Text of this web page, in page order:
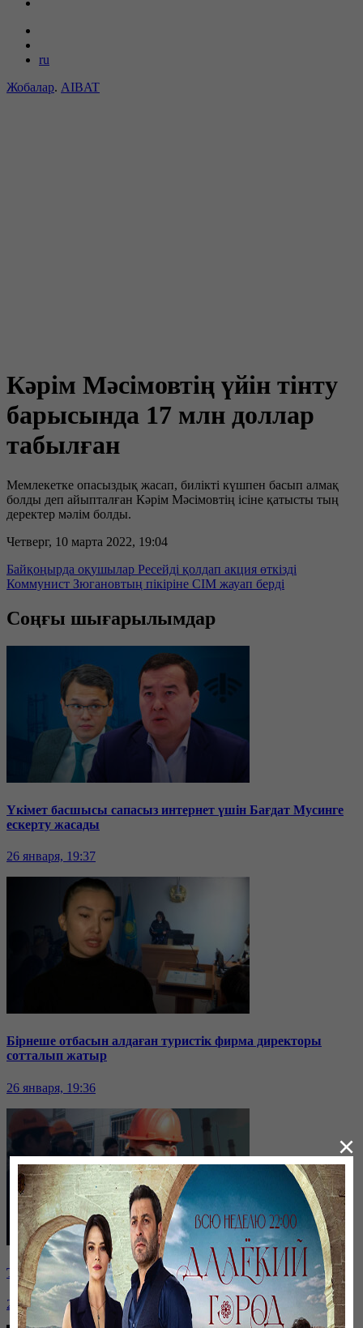
ru
Жобалар. AIBAT
Кәрім Мәсімовтің үйін тінту
барысында 17 млн доллар
табылған
Мемлекетке опасыздық жасап, билікті күшпен басып алмақ
болды деп айыпталған Кәрім Мәсімовтің ісіне қатысты тың
деректер мәлім болды.
Четверг, 10 марта 2022, 19:04
Байқоңырда оқушылар Ресейді қолдап акция өткізді
Коммунист Зюгановтың пікіріне СІМ жауап берді
Соңғы шығарылымдар
Үкімет басшысы сапасыз интернет үшін Бағдат Мусинге
ескерту жасады
26 января, 19:37
Бірнеше отбасын алдаған туристік фирма директоры
сотталып жатыр
26 января, 19:36
Таразда ТЭЦ қызметкерлері жалақы көтеруді талап етті
26 января, 19:36
×